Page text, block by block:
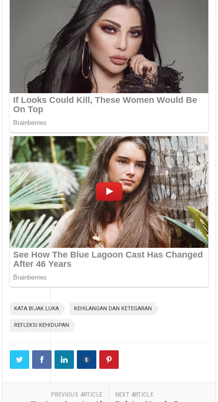
KATA BIJAK LUKA KEHILANGAN DAN KETEGARAN
REFLEKSI KEHIDUPAN
PREVIOUS ARTICLE NEXT ARTICLE